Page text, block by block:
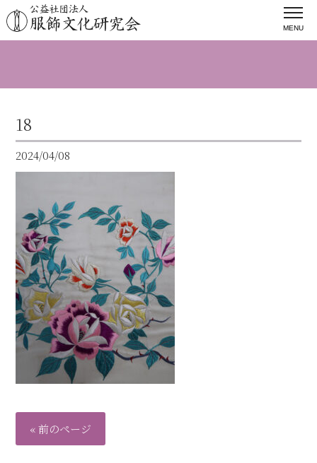
MENU
18
2024/04/08
« 前のページ